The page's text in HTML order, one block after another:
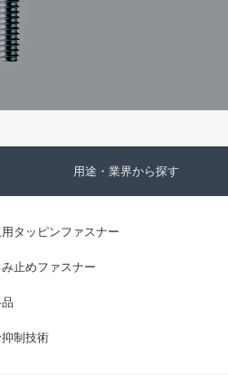
用途・業界から探す
タッピンファスナー
止めファスナー
制技術